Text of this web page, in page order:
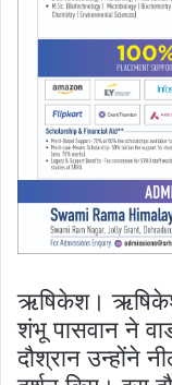
ऋषिकेश। ऋ​षिकेश
शंभू पासवान ने
दौश्रान उन्होंने